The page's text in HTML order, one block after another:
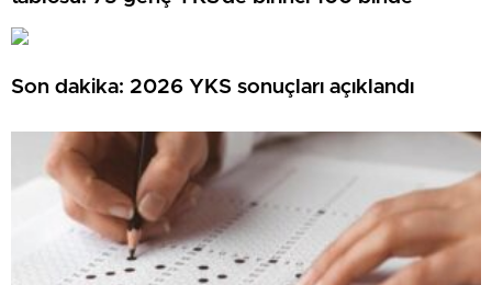
Son dakika: 2026 YKS sonuçları açıklandı